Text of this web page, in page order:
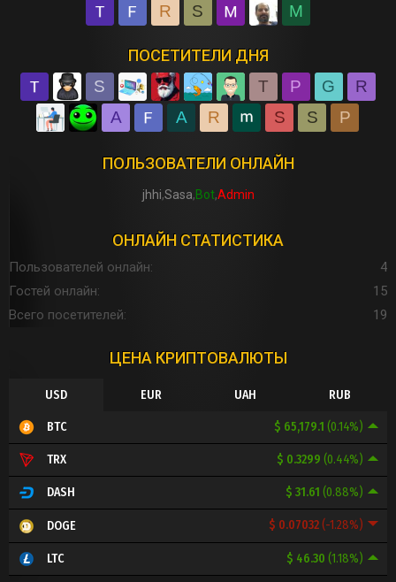
R S M
ПОСЕТИТЕЛИ ДНЯ
S T P G
R
A
A R S S P
ПОЛЬЗОВАТЕЛИ ОНЛАЙН
jhhi Sasa Bot Admin
ОНЛАЙН СТАТИСТИКА
Пользователей онлайн
4
Гостей онлайн
15
Всего посетителей
19
ЦЕНА КРИПТОВАЛЮТЫ
USD EUR UAH RUB
$ 65,179.1 (0.14%)
BTC
$ 0.3299 (0.44%)
TRX
$ 31.61 (0.88%)
DASH
$ 0.07032(-1.28%)
DOGE
$ 46.30 (1.18%)
LTC